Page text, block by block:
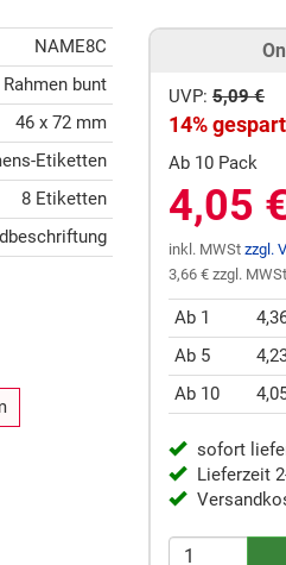
NAME8C
Rahmen bunt
46 x 72 mm
Etiketten
8 Etiketten
UVP: 5,09 €
14% gespart
Ab 10 Pack
4,05 €
inkl. MWSt zzgl.
3,66 € zzgl. MWSt
Ab 1
Ab 5
Ab 10
sofort
Lieferzeit